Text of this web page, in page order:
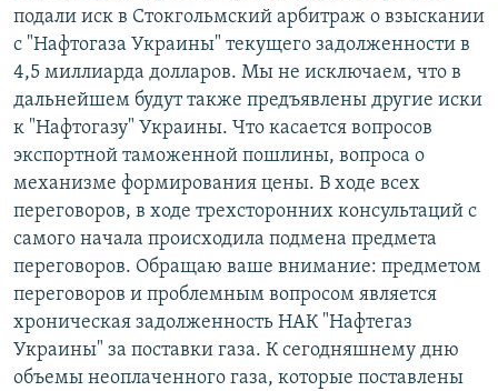
подали иск в Стокгольмский арбитраж о взыскании
с "Нафтогаза Украины" текущего задолженности в
4,5 миллиарда долларов. Мы не исключаем, что в
дальнейшем будут также предъявлены другие иски
к "Нафтогазу" Украины. Что касается вопросов
экспортной таможенной пошлины, вопроса о
механизме формирования цены. В ходе всех
переговоров, в ходе трехсторонних консультаций с
самого начала происходила подмена предмета
переговоров. Обращаю ваше внимание: предметом
переговоров и проблемным вопросом является
хроническая задолженность НАК "Нафтегаз
Украины" за поставки газа. К сегодняшнему дню
объемы неоплаченного газа, которые поставлены